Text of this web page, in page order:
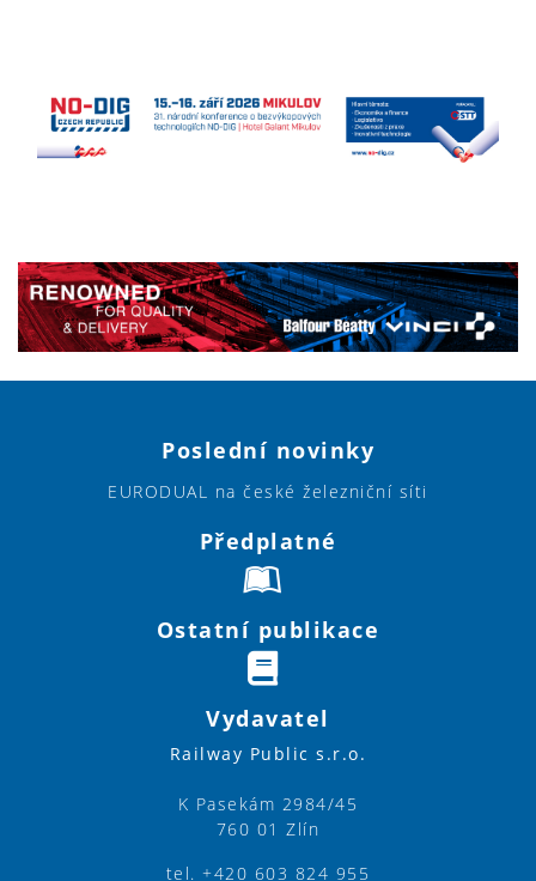
Poslední novinky
EURODUAL na české železniční síti
Předplatné
Ostatní publikace
Vydavatel
Railway Public s.r.o.
K Pasekám 2984/45
760 01 Zlín
tel. +420 603 824 955